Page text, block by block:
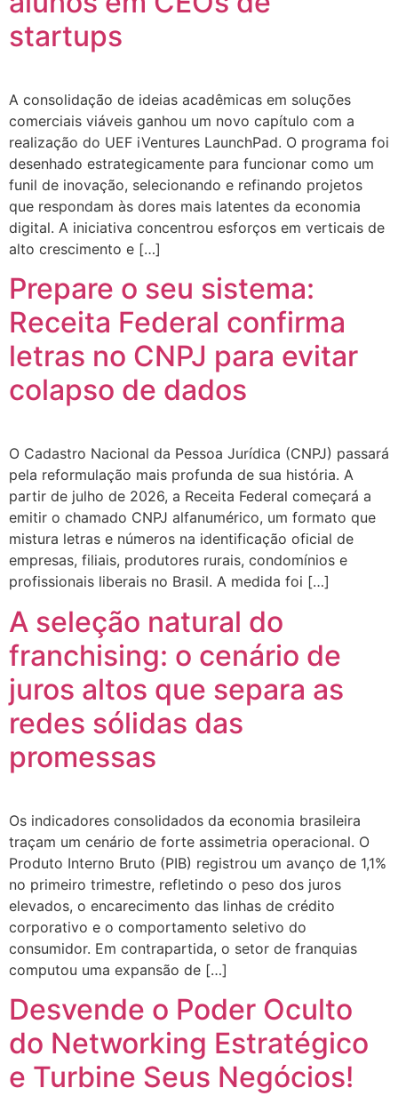
startups
A consolidação de ideias acadêmicas em soluções
comerciais viáveis ganhou um novo capítulo com a
realização do UEF iVentures LaunchPad. O programa foi
desenhado estrategicamente para funcionar como um
funil de inovação, selecionando e refinando projetos
que respondam às dores mais latentes da economia
digital. A iniciativa concentrou esforços em verticais de
alto crescimento e […]
Prepare o seu sistema:
Receita Federal confirma
letras no CNPJ para evitar
colapso de dados
O Cadastro Nacional da Pessoa Jurídica (CNPJ) passará
pela reformulação mais profunda de sua história. A
partir de julho de 2026, a Receita Federal começará a
emitir o chamado CNPJ alfanumérico, um formato que
mistura letras e números na identificação oficial de
empresas, filiais, produtores rurais, condomínios e
profissionais liberais no Brasil. A medida foi […]
A seleção natural do
franchising: o cenário de
juros altos que separa as
redes sólidas das
promessas
Os indicadores consolidados da economia brasileira
traçam um cenário de forte assimetria operacional. O
Produto Interno Bruto (PIB) registrou um avanço de 1,1%
no primeiro trimestre, refletindo o peso dos juros
elevados, o encarecimento das linhas de crédito
corporativo e o comportamento seletivo do
consumidor. Em contrapartida, o setor de franquias
computou uma expansão de […]
Desvende o Poder Oculto
do Networking Estratégico
e Turbine Seus Negócios!